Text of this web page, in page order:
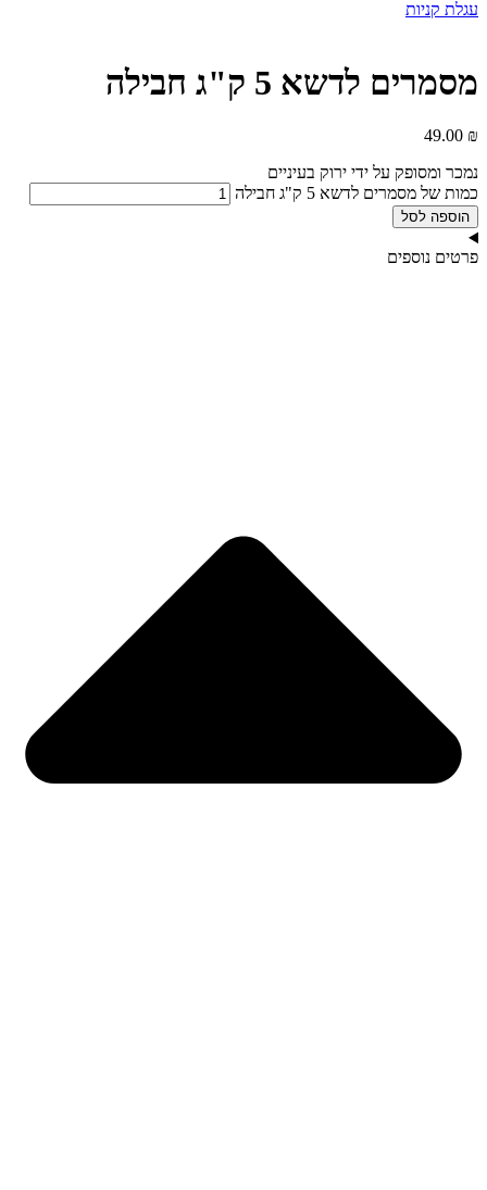
עגלת קניות
מסמרים לדשא 5 ק"ג חבילה
49.00 ₪
נמכר ומסופק על ידי ירוק בעיניים
כמות של מסמרים לדשא 5 ק"ג חבילה
הוספה לסל
פרטים נוספים